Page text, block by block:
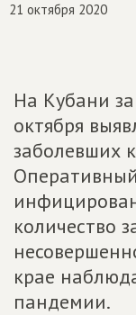
21 октября 2020
На Кубани
октября
заболевших
количество
крае
пандемии.